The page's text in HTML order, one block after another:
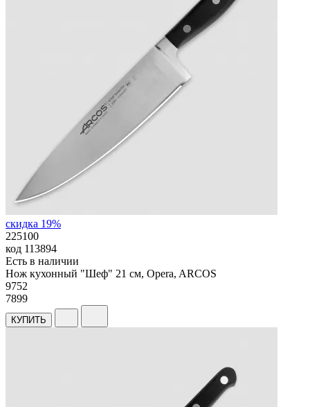
скидка 19%
225100
код 113894
Есть в наличии
Нож кухонный "Шеф" 21 см, Opera, ARCOS
9752
7899
КУПИТЬ